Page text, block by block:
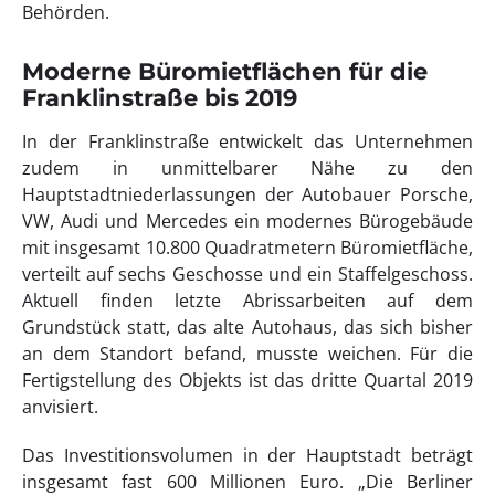
Behörden.
Moderne Büromietflächen für die
Franklinstraße bis 2019
In der Franklinstraße entwickelt das Unternehmen
zudem in unmittelbarer Nähe zu den
Hauptstadtniederlassungen der Autobauer Porsche,
VW, Audi und Mercedes ein modernes Bürogebäude
mit insgesamt 10.800 Quadratmetern Büromietfläche,
verteilt auf sechs Geschosse und ein Staffelgeschoss.
Aktuell finden letzte Abrissarbeiten auf dem
Grundstück statt, das alte Autohaus, das sich bisher
an dem Standort befand, musste weichen. Für die
Fertigstellung des Objekts ist das dritte Quartal 2019
anvisiert.
Das Investitionsvolumen in der Hauptstadt beträgt
insgesamt fast 600 Millionen Euro. „Die Berliner